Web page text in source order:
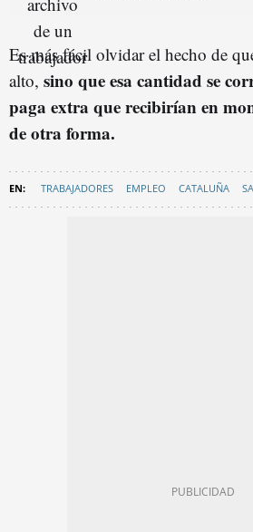
Es más fácil olvidar el hecho de
alto, sino que esa cantidad se
paga extra que recibirían en
de otra forma.
TRABAJADORES EMPLEO CATALUÑA